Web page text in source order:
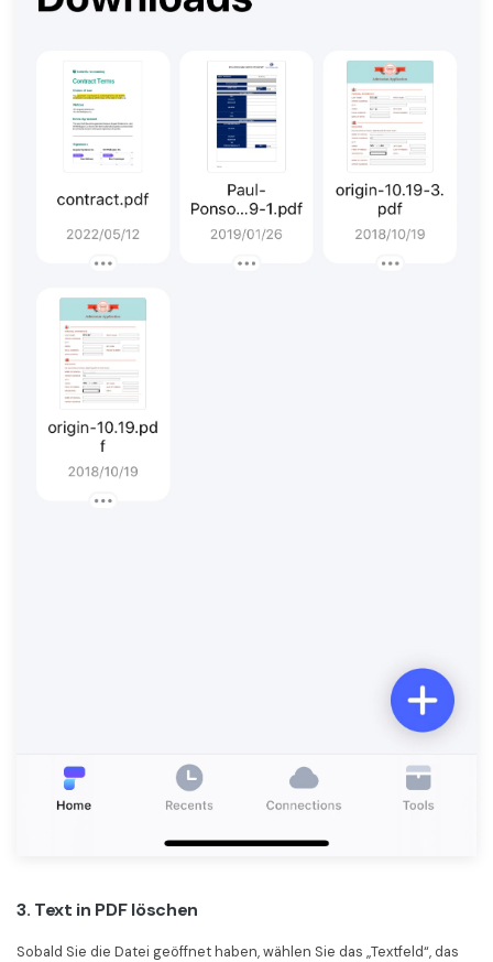
3. Text in PDF löschen
Sobald Sie die Datei geöffnet haben, wählen Sie das „Textfeld“, das